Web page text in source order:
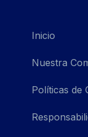
Inicio
Nuestra
Políticas de